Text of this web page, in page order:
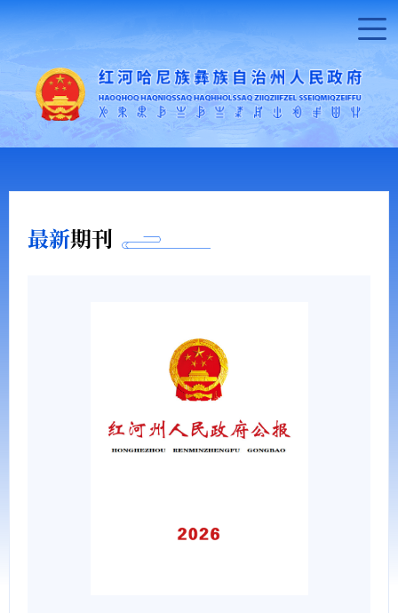
最新期刊